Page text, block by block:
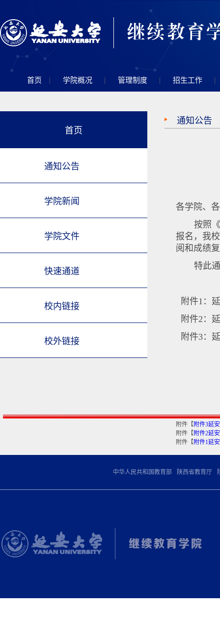
首页 | 学院概况 | 管理制度 | 招生工作 |
首页
通知公告
学院新闻
学院文件
快速通道
校内链接
校外链接
通知公告
各学院、
按照
报名，我
阅和成绩
特此
附件1：
附件2：
附件3：
附件【 附件3延
附件【 附件2延
附件【 附件1延
中华人民共和国教育部 陕西省教育厅